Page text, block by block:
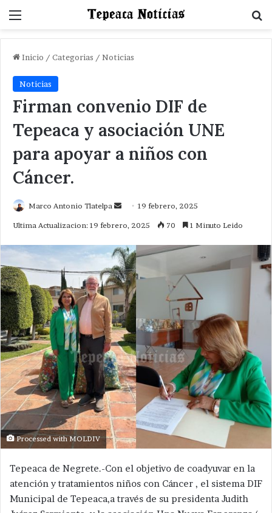
Menu
Inicio / Categorias / Noticias
Noticias
Firman convenio DIF de
Tepeaca y asociación UNE
para apoyar a niños con
Cáncer.
Marco Antonio Tlatelpa
Send19 febrero, 2025
Ultima Actualizacion: 19 febrero, 2025 70 1 Minuto Leido
Processed with MOLDIV
Tepeaca de Negrete.-Con el objetivo de coadyuvar en la
atención y tratamientos niños con Cáncer , el sistema DIF
Municipal de Tepeaca,a través de su presidenta Judith